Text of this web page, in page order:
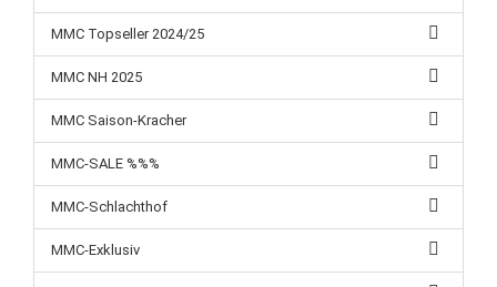
MMC Topseller 2024/25
MMC NH 2025
MMC Saison-Kracher
MMC-SALE %%%
MMC-Schlachthof
MMC-Exklusiv